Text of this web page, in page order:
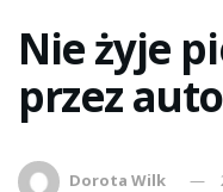
Nie żyje
przez
Dorota Wilk